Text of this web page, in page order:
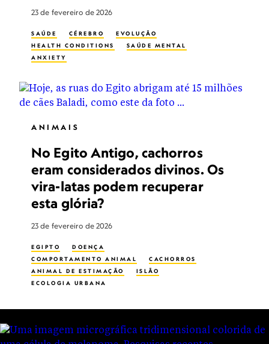
23 de fevereiro de 2026
SAÚDE CÉREBRO
EVOLUÇÃO
HEALTH CONDITIONS
SAÚDE MENTAL
ANXIETY
ANIMAIS
No Egito Antigo, cachorros
eram considerados divinos. Os
vira-latas podem recuperar
esta glória?
23 de fevereiro de 2026
EGIPTO
DOENÇA
COMPORTAMENTO ANIMAL
CACHORROS
ANIMAL DE ESTIMAÇÃO
ISLÃO
ECOLOGIA URBANA